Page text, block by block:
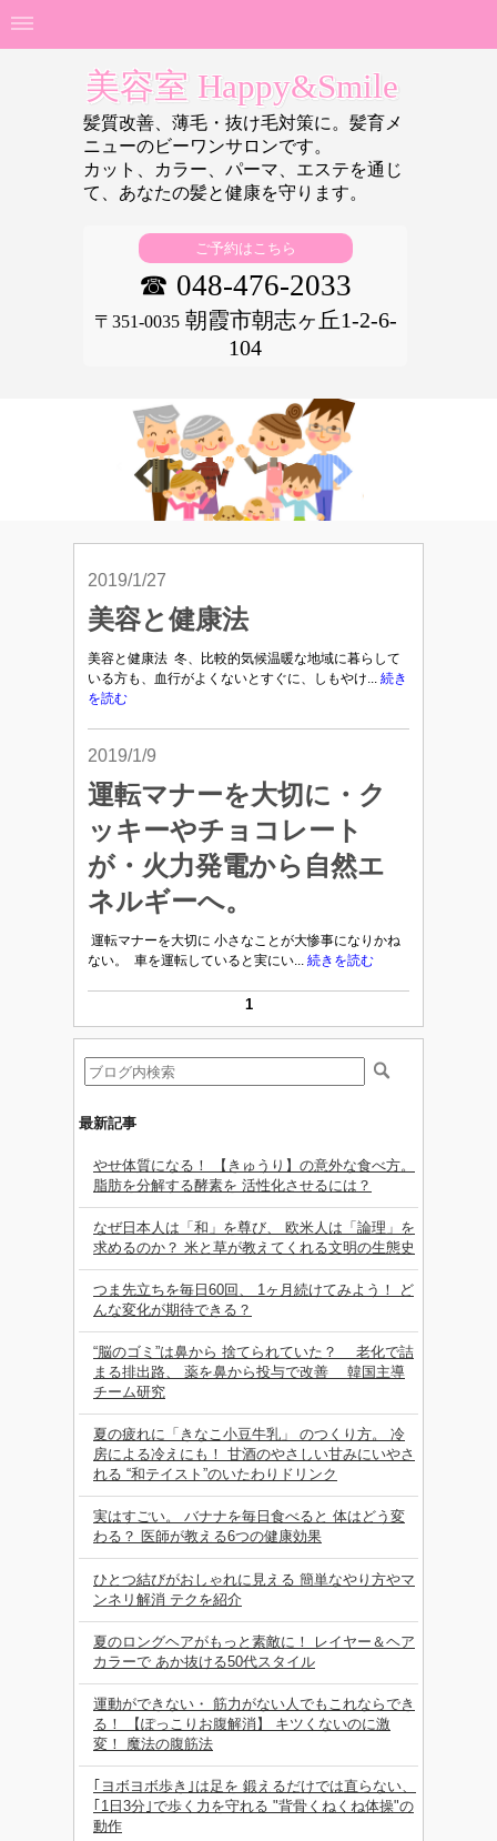
美容室 Happy&Smile
髪質改善、薄毛・抜け毛対策に。髪育メ
ニューのビーワンサロンです。
カット、カラー、パーマ、エステを通じ
て、あなたの髪と健康を守ります。
ご予約はこちら
☎ 048-476-2033
〒351-0035朝霞市朝志ヶ丘1-2-6-
104
2019/1/27
美容と健康法
美容と健康法 冬、比較的気候温暖な地域に暮らして
いる方も、血行がよくないとすぐに、しもやけ... 続き
を読む
2019/1/9
運転マナーを大切に・ク
ッキーやチョコレート
が・火力発電から自然エ
ネルギーへ。
運転マナーを大切に 小さなことが大惨事になりかね
ない。 車を運転していると実にい... 続きを読む
1
最新記事
やせ体質になる！ 【きゅうり】の意外な食べ方。
脂肪を分解する酵素を 活性化させるには？
なぜ日本人は「和」を尊び、 欧米人は「論理」を
求めるのか？ 米と草が教えてくれる文明の生態史
つま先立ちを毎日60回、 1ヶ月続けてみよう！ ど
んな変化が期待できる？
“脳のゴミ”は鼻から 捨てられていた？ 老化で詰
まる排出路、 薬を鼻から投与で改善 韓国主導
チーム研究
夏の疲れに「きなこ小豆牛乳」 のつくり方。 冷
房による冷えにも！ 甘酒のやさしい甘みにいやさ
れる “和テイスト”のいたわりドリンク
実はすごい。 バナナを毎日食べると 体はどう変
わる？ 医師が教える6つの健康効果
ひとつ結びがおしゃれに見える 簡単なやり方やマ
ンネリ解消 テクを紹介
夏のロングヘアがもっと素敵に！ レイヤー＆ヘア
カラーで あか抜ける50代スタイル
運動ができない・ 筋力がない人でもこれならでき
る！ 【ぽっこりお腹解消】 キツくないのに激
変！ 魔法の腹筋法
｢ヨボヨボ歩き｣は足を 鍛えるだけでは直らない、
｢1日3分｣で歩く力を守れる "背骨くねくね体操"の
動作